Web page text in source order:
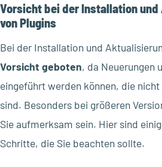
Vorsicht bei der Installation
von Plugins
Bei der Installation und
Vorsicht geboten, da Neuerungen
eingeführt werden können, die
sind. Besonders bei größeren
Sie aufmerksam sein. Hier sind
Schritte, die Sie beachten sollte.